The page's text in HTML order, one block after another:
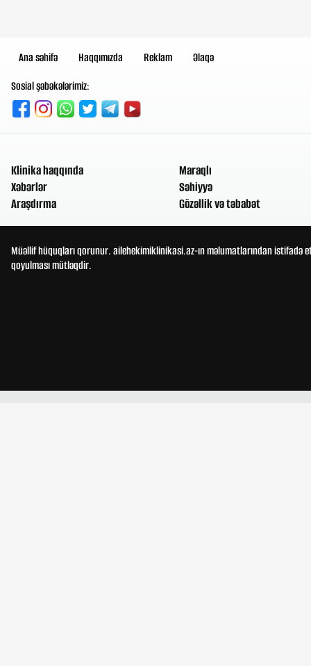
Ana səhifə Haqqımızda Reklam
Əlaqə
Sosial şəbəkələrimiz:
Klinika haqqında
Xəbərlər
Araşdırma
Maraqlı
Səhiyyə
Gözəllik və təbabət
Müəllif hüquqları qorunur. ailehekimiklinikasi.az-ın məlumatlarından
qoyulması mütləqdir.